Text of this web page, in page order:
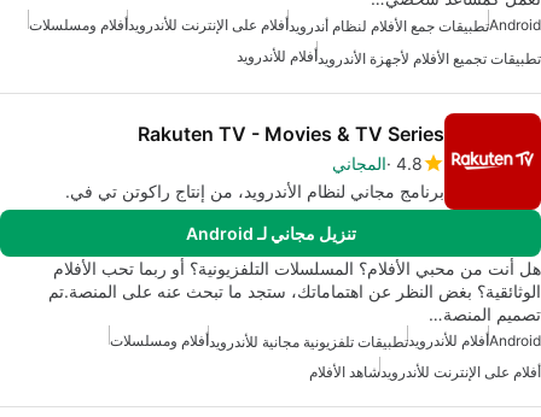
Androidتطبيقات جمع الأفلام لنظام أندرويدأفلام على الإنترنت للأندرويدأفلام ومسلسلات
تطبيقات تجميع الأفلام لأجهزة الأندرويدأفلام للأندرويد
Rakuten TV - Movies & TV Series
4.8 المجاني
برنامج مجاني لنظام الأندرويد، من إنتاج راكوتن تي في.
تنزيل مجاني لـ Android
هل أنت من محبي الأفلام؟ المسلسلات التلفزيونية؟ أو ربما تحب الأفلام
الوثائقية؟ بغض النظر عن اهتماماتك، ستجد ما تبحث عنه على المنصة.تم
تصميم المنصة…
Androidأفلام للأندرويدتطبيقات تلفزيونية مجانية للأندرويدأفلام ومسلسلات
أفلام على الإنترنت للأندرويد شاهد الأفلام